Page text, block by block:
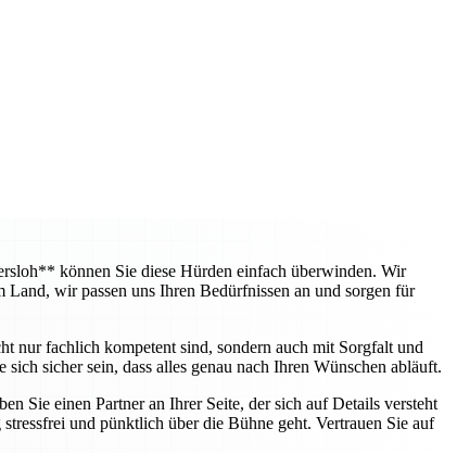
können Sie diese Hürden einfach überwinden. Wir
wir passen uns Ihren Bedürfnissen an und sorgen für
nur fachlich kompetent sind, sondern auch mit Sorgfalt und
sicher sein, dass alles genau nach Ihren Wünschen abläuft.
Sie einen Partner an Ihrer Seite, der sich auf Details versteht
und pünktlich über die Bühne geht. Vertrauen Sie auf